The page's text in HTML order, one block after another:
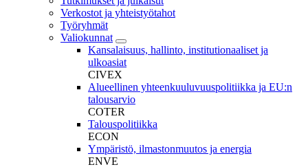
Verkostot ja yhteistyötahot
Työryhmät
Valiokunnat
Kansalaisuus, hallinto, institutionaaliset ja
ulkoasiat
CIVEX
Alueellinen yhteenkuuluvuuspolitiikka ja EU:n
talousarvio
COTER
Talouspolitiikka
ECON
Ympäristö, ilmastonmuutos ja energia
ENVE